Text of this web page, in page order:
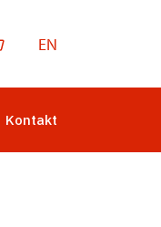
EN
Kontakt